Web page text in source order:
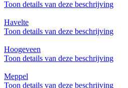
Toon details van deze beschrijving
Havelte
Toon details van deze beschrijving
Hoogeveen
Toon details van deze beschrijving
Meppel
Toon details van deze beschrijving